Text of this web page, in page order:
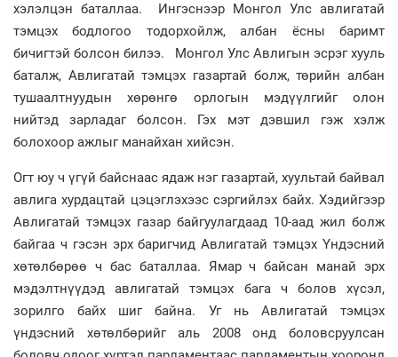
хэлэлцэн баталлаа. Ингэснээр Монгол Улс авлигатай
тэмцэх бодлогоо тодорхойлж, албан ёсны баримт
бичигтэй болсон билээ. Монгол Улс Авлигын эсрэг хууль
баталж, Авлигатай тэмцэх газартай болж, төрийн албан
тушаалтнуудын хөрөнгө орлогын мэдүүлгийг олон
нийтэд зарладаг болсон. Гэх мэт дэвшил гэж хэлж
болохоор ажлыг манайхан хийсэн.
Огт юу ч үгүй байснаас ядаж нэг газартай, хуультай байвал
авлига хурдацтай цэцэглэхээс сэргийлэх байх. Хэдийгээр
Авлигатай тэмцэх газар байгуулагдаад 10-аад жил болж
байгаа ч гэсэн эрх баригчид Авлигатай тэмцэх Үндэсний
хөтөлбөрөө ч бас баталлаа. Ямар ч байсан манай эрх
мэдэлтнүүдэд авлигатай тэмцэх бага ч болов хүсэл,
зорилго байх шиг байна. Уг нь Авлигатай тэмцэх
үндэсний хөтөлбөрийг аль 2008 онд боловсруулсан